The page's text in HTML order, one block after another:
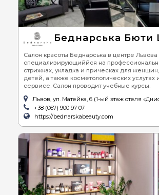
навыки, которые действительно необходимы для
Не важно по случаю или нет. Но помните, что Вы
возникает желание покайфовать с новым образом
отказывайте себе в маленьких радостях!
Беднарська Бюти
Салон красоты Беднарська в центре Львова
специализирующиййся на
стрижках, укладка и прическах для
детей, а также косметологических услугах
сервисе. Салон проводит учебные курсы.
Львов, ул. Матейка, 6 (1-ый этаж отеля
+38 (067) 900 97 07
https://bednarskabeauty.com